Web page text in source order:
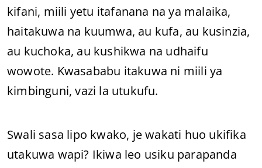
kifani, miili yetu itafanana na ya malaika,
haitakuwa na kuumwa, au kufa, au kusinzia,
au kuchoka, au kushikwa na udhaifu
wowote. Kwasababu itakuwa ni miili ya
kimbinguni, vazi la utukufu.
Swali sasa lipo kwako, je wakati huo ukifika
utakuwa wapi? Ikiwa leo usiku parapanda